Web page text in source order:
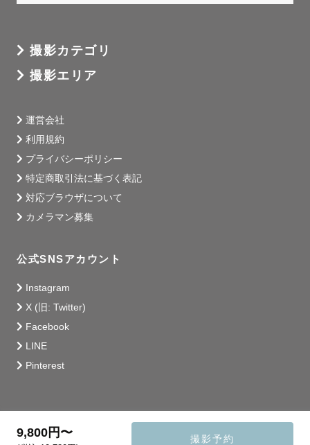
9,800円〜 撮影予約
撮影カテゴリ
撮影エリア
運営会社
利用規約
プライバシーポリシー
特定商取引法に基づく表記
対応ブラウザについて
カメラマン募集
公式SNSアカウント
Instagram
X (旧: Twitter)
Facebook
LINE
Pinterest